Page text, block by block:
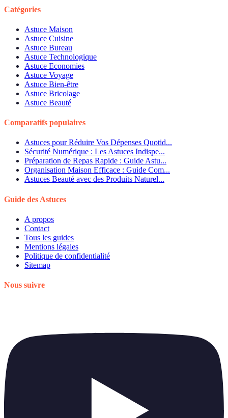
Catégories
Astuce Maison
Astuce Cuisine
Astuce Bureau
Astuce Technologique
Astuce Economies
Astuce Voyage
Astuce Bien-être
Astuce Bricolage
Astuce Beauté
Comparatifs populaires
Astuces pour Réduire Vos Dépenses Quotid...
Sécurité Numérique : Les Astuces Indispe...
Préparation de Repas Rapide : Guide Astu...
Organisation Maison Efficace : Guide Com...
Astuces Beauté avec des Produits Naturel...
Guide des Astuces
A propos
Contact
Tous les guides
Mentions légales
Politique de confidentialité
Sitemap
Nous suivre